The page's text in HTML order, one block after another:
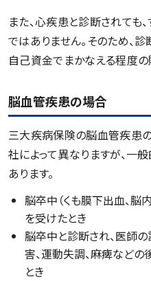
また、心疾患と診断されても
ではありません。そのため、
自己資金でまかなえる程度の
脳血管疾患の場合
三大疾病保険の脳血管疾患
社によって異なりますが、一
あります。
脳卒中（くも膜下出血、脳
を受けたとき
脳卒中と診断され、医師
害、運動失調、麻痺など
とき